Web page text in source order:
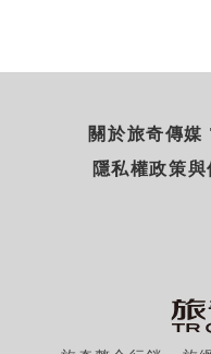
關於旅奇傳
隱私權政策